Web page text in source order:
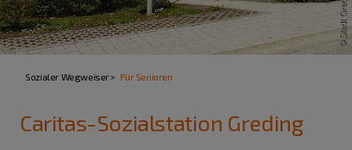
Sozialer Wegweiser Für Senioren
Caritas-Sozialstation Greding